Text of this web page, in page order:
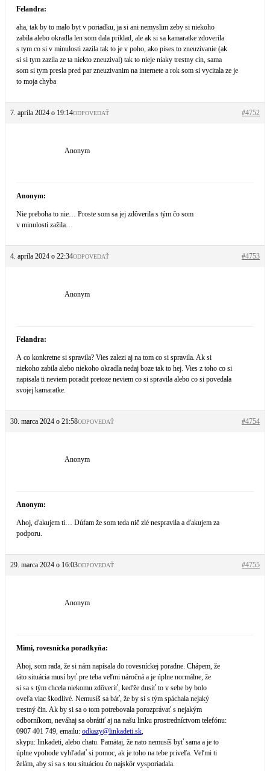
Felandra:
aha, tak by to malo byt v poriadku, ja si ani nemyslim zeby si niekoho
zabila alebo okradla len som dala priklad, ale ak si sa kamaratke zdoverila
s tym co si v minulosti zazila tak to je v poho, ako pises to zneuzivanie (ak
si si tym zazila ze ta niekto zneuzival) tak to nieje niaky trestny cin, sama
som si tym presla pred par zneuzivanim na internete a rok som si vycitala ze je
to moja chyba
7. apríla 2024 o 19:14 #4752
ODPOVEDAŤ
Anonym
Anonym:
Nie preboha to nie… Proste som sa jej zdôverila s tým čo som
v minulosti zažila…
4. apríla 2024 o 22:34 #4753
ODPOVEDAŤ
Anonym
Felandra:
A co konkretne si spravila? Vies zalezi aj na tom co si spravila. Ak si
niekoho zabila alebo niekoho okradla nedaj boze tak to hej. Vies z toho co si
napisala ti neviem poradit pretoze neviem co si spravila alebo co si povedala
svojej kamaratke.
30. marca 2024 o 21:58 #4754
ODPOVEDAŤ
Anonym
Anonym:
Ahoj, ďakujem ti… Dúfam že som teda nič zlé nespravila a ďakujem za
podporu.
29. marca 2024 o 16:03 #4755
ODPOVEDAŤ
Anonym
Mimi, rovesnícka poradkyňa:
Ahoj, som rada, že si nám napísala do rovesníckej poradne. Chápem, že
táto situácia musí byť pre teba veľmi náročná a je úplne normálne, že
si sa s tým chcela niekomu zdôveriť, keďže dusiť to v sebe by bolo
oveľa viac škodlivé. Nemusíš sa báť, že by si s tým spáchala nejaký
trestný čin. Ak by si sa o tom potrebovala porozprávať s nejakým
odborníkom, neváhaj sa obrátiť aj na našu linku prostredníctvom telefónu:
0907 401 749, emailu: odkazy@linkadeti.sk,
skypu: linkadeti, alebo chatu. Pamätaj, že nato nemusíš byť sama a je to
úplne vpohode vyhľadať si pomoc, ak je toho na tebe priveľa. Veľmi ti
želám, aby si sa s tou situáciou čo najskôr vysporiadala.